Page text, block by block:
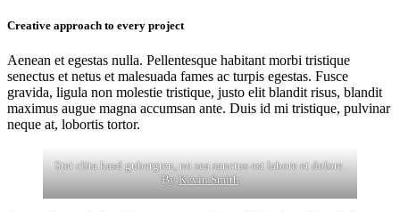
Creative approach to every project
Aenean et egestas nulla. Pellentesque habitant morbi tristique
senectus et netus et malesuada fames ac turpis egestas. Fusce
gravida, ligula non molestie tristique, justo elit blandit risus, blandit
maximus augue magna accumsan ante. Duis id mi tristique, pulvinar
neque at, lobortis tortor.
Stet clita kasd gubergren, no sea sanctus est labore et dolore.
ByKevin Smith